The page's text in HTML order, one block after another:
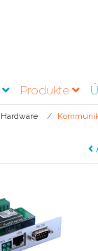
Produkte
Hardware